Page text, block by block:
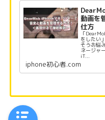
動画を
仕方
「
をしたい
そうお悩
ネージャ
iT...
iphone初心者.com